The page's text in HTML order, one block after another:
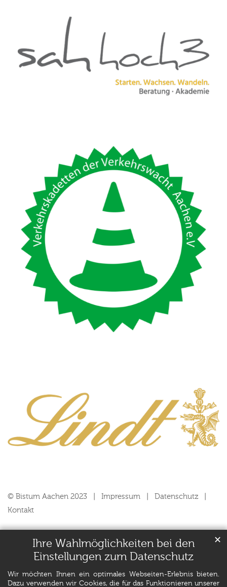
Ihre Wahlmöglichkeiten bei den
Einstellungen zum Datenschutz
Wir möchten Ihnen ein optimales Webseiten-Erlebnis bieten.
Dazu verwenden wir Cookies, die für das Funktionieren unserer
✕
© Bistum Aachen 2023 Impressum
Datenschutz
Kontakt